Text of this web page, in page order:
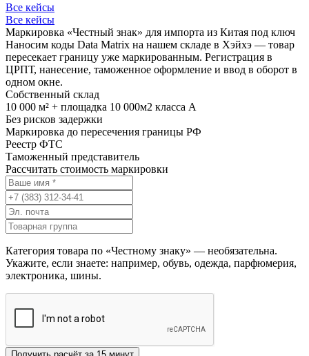
Все кейсы
Все кейсы
Маркировка «Честный знак» для импорта из Китая под ключ
Наносим коды Data Matrix на нашем складе в Хэйхэ — товар
пересекает границу уже маркированным. Регистрация в
ЦРПТ, нанесение, таможенное оформление и ввод в оборот в
одном окне.
Собственный склад
10 000 м² + площадка 10 000м2 класса А
Без рисков задержки
Маркировка до пересечения границы РФ
Реестр ФТС
Таможенный представитель
Рассчитать стоимость маркировки
Категория товара по «Честному знаку» — необязательна.
Укажите, если знаете: например, обувь, одежда, парфюмерия,
электроника, шины.